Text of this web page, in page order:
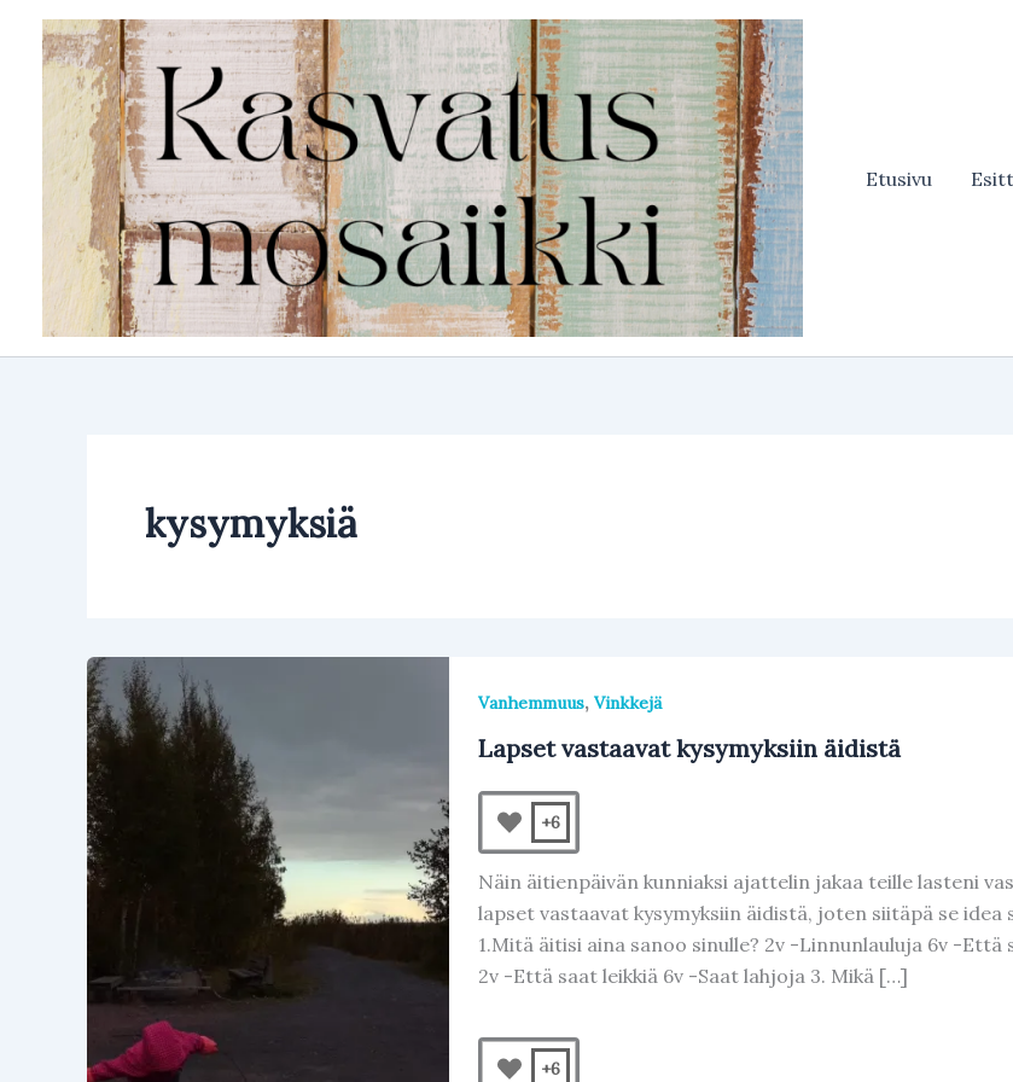
Siirry
sisältöön
Etusivu
kysymyksiä
Vanhemmuus, Vinkkejä
Lapset vastaavat kysymyksiin äidistä
+6
Näin äitienpäivän kunniaksi ajattelin jakaa teille lasteni
lapset vastaavat kysymyksiin äidistä, joten siitäpä se
1.Mitä äitisi aina sanoo sinulle? 2v -Linnunlauluja 6v -
2v -Että saat leikkiä 6v -Saat lahjoja 3. Mikä […]
+6